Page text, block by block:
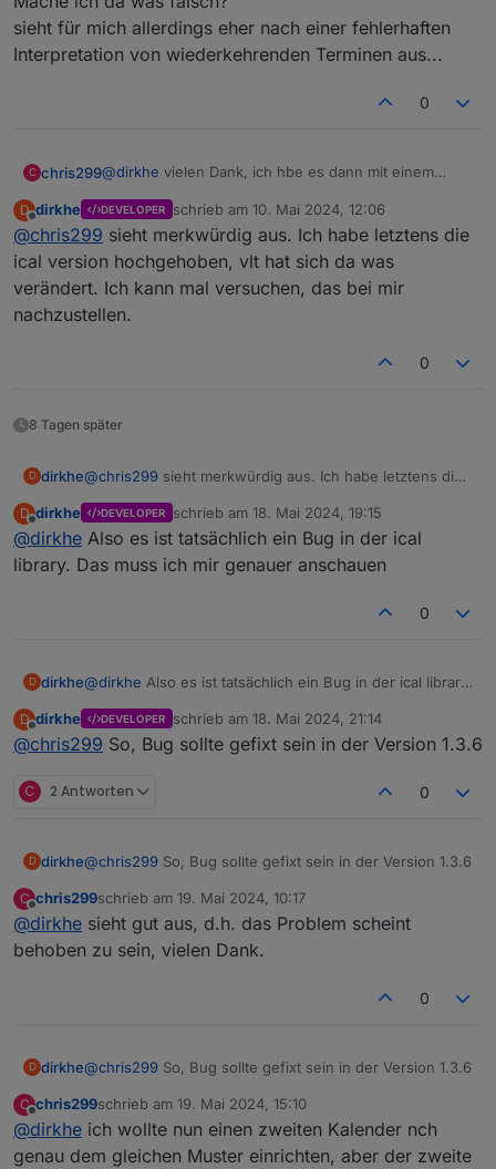
sieht für mich allerdings eher nach einer fehlerhaften
Interpretation von wiederkehrenden Terminen aus...
0
C chris299@dirkhe vielen Dank, ich hbe es dann mit einem
funktioniert, aber heute sind die Einträge im Kalender
fehlerhaft und seltsam: irgendwie doppelt und
dreifach, obwohl heute eigentlich garkein termin sein
sollte.
der Kalender:
und dann solche Ergebnisse im adapter datenpunkt
einen bzw. sogar mehrere Einträge
bis um 12:30, von 08:00 bis um 12:30
Es hndelt sich um 5 Terminserien (mo-fr, jeweils eine
mit wöchentlicher Wiederholung. Gestern und heute
sind als Ausnahmen gelöscht worden.)
Mache ich da was falsch?
sieht für mich allerdings eher nach einer fehlerhaften
Interpretation von wiederkehrenden Terminen aus...
D
Offline
dirkhe DEVELOPER schrieb am 10. Mai 2024, 12:06
zuletzt editiert von
@chris299 sieht merkwürdig aus. Ich habe letztens die
ical version hochgehoben, vlt hat sich da was
verändert. Ich kann mal versuchen, das bei mir
nachzustellen.
0
8 Tagen später
D dirkhe@chris299 sieht merkwürdig aus. Ich habe letztens die
Ich kann mal versuchen, das bei mir nachzustellen.
D
Offline
dirkhe DEVELOPER schrieb am 18. Mai 2024, 19:15
zuletzt editiert von
@dirkhe Also es ist tatsächlich ein Bug in der ical
library. Das muss ich mir genauer anschauen
0
D dirkhe@dirkhe Also es ist tatsächlich ein Bug in der ical library.
D
Offline
dirkhe DEVELOPER schrieb am 18. Mai 2024, 21:14
zuletzt editiert von
@chris299 So, Bug sollte gefixt sein in der Version 1.3.6
C 2 Antworten 0
D dirkhe@chris299 So, Bug sollte gefixt sein in der Version 1.3.6
C
Offline
chris299schrieb am 19. Mai 2024, 10:17
zuletzt editiert von
@dirkhe sieht gut aus, d.h. das Problem scheint
behoben zu sein, vielen Dank.
0
D dirkhe@chris299 So, Bug sollte gefixt sein in der Version 1.3.6
C
Offline
chris299schrieb am 19. Mai 2024, 15:10
zuletzt editiert von
@dirkhe ich wollte nun einen zweiten Kalender nch
genau dem gleichen Muster einrichten, aber der zweite